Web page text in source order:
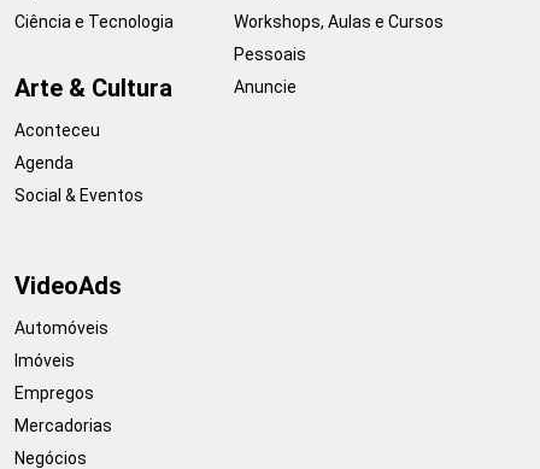
Ciência e Tecnologia
Arte & Cultura
Aconteceu
Agenda
Social & Eventos
Workshops, Aulas e Cursos
Pessoais
Anuncie
VideoAds
Automóveis
Imóveis
Empregos
Mercadorias
Negócios